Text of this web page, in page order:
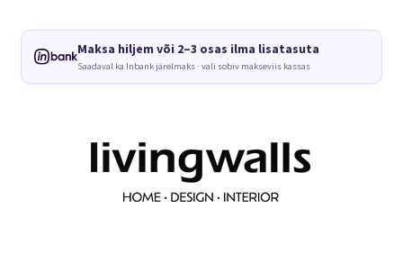
Maksa hiljem või 2–3 osas ilma lisatasuta
Saadaval ka Inbank järelmaks · vali sobiv makseviis kassas